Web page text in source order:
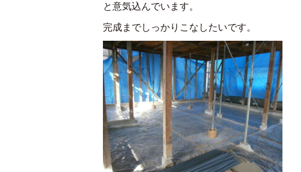
と意気込んでいます。
完成までしっかりこなしたいです。